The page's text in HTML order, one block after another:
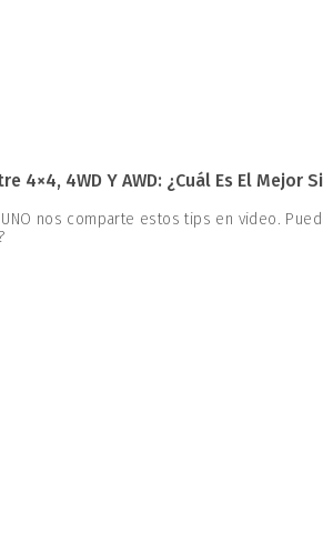
4×4, 4WD Y AWD: ¿Cuál Es El Mejor
nos comparte estos tips en video.